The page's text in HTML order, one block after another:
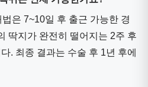
은 7~10일 후 출근 가능한 경
딱지가 완전히 떨어지는 2주 후
. 최종 결과는 수술 후 1년 후에